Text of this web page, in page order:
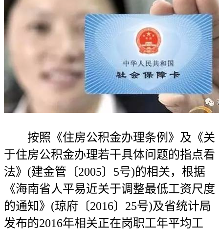
按照《住房公积金办理条例》及《关
于住房公积金办理若干具体问题的指点看
法》(建金管〔2005〕5号)的相关，根据
《海南省人平易近关于调整最低工资尺度
的通知》(琼府〔2016〕25号)及省统计局
发布的2016年相关正在岗职工年平均工